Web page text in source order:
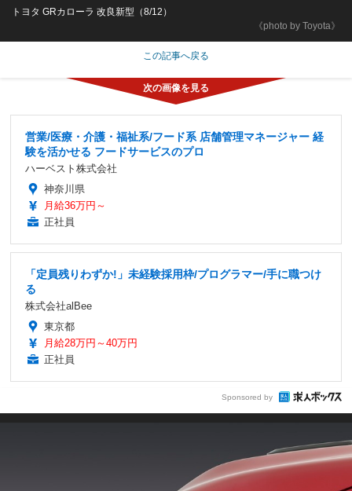
《photo by Toyota》
トヨタ GRカローラ 改良新型（8/12）
この記事へ戻る
営業/医療・介護・福祉系/フード系 店舗管理マネージャー 経
験を活かせる フードサービスのプロ
ハーベスト株式会社
神奈川県
月給36万円～
正社員
「定員残りわずか!」未経験採用枠/プログラマー/手に職つけ
る
株式会社alBee
東京都
月給28万円～40万円
正社員
Sponsored by